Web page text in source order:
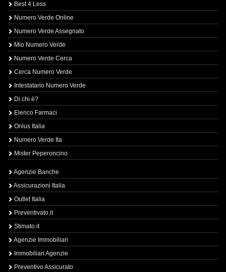
Best 4 Less
Numero Verde Online
Numero Verde Assegnato
Mio Numero Verde
Numero Verde Cerca
Cerca Numero Verde
Intestatario Numero Verde
Di chi è?
Elenco Farmaci
Onlus Italia
Numero Verde Ita
Mister Peperoncino
Agenzie Banche
Assicurazioni Italia
Outlet Italia
Preventivato.it
Stimato.it
Agenzie Immobiliari
Immobiliari Agenzie
Preventivo Assicurato